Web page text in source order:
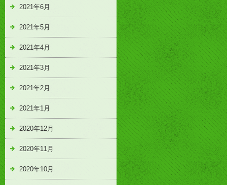
2021年6月
2021年5月
2021年4月
2021年3月
2021年2月
2021年1月
2020年12月
2020年11月
2020年10月